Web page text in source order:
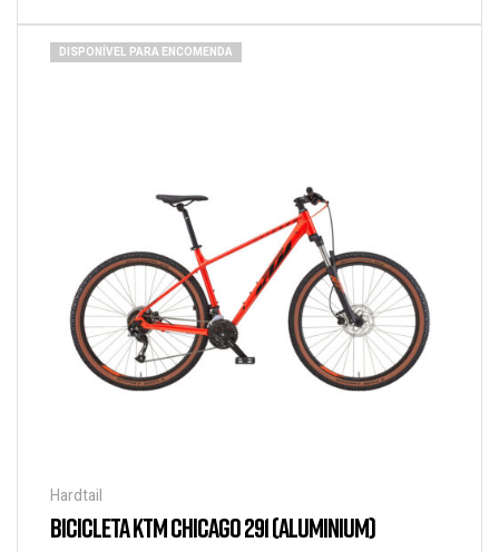
DISPONÍVEL PARA ENCOMENDA
Hardtail
BICICLETA KTM CHICAGO 291 (ALUMINIUM)